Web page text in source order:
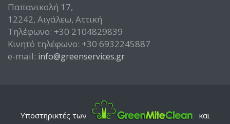
Παπανικολή 17,
12242, Αιγάλεω, Αττική
Τηλέφωνο: +30 2104829839
Κινητό τηλέφωνο: +30 6932245887
e-mail: info@greenservices.gr
Υποστηρικτές των και